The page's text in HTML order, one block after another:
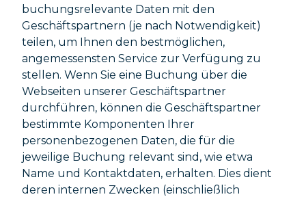
buchungsrelevante Daten mit den
Geschäftspartnern (je nach Notwendigkeit)
teilen, um Ihnen den bestmöglichen,
angemessensten Service zur Verfügung zu
stellen. Wenn Sie eine Buchung über die
Webseiten unserer Geschäftspartner
durchführen, können die Geschäftspartner
bestimmte Komponenten Ihrer
personenbezogenen Daten, die für die
jeweilige Buchung relevant sind, wie etwa
Name und Kontaktdaten, erhalten. Dies dient
deren internen Zwecken (einschließlich